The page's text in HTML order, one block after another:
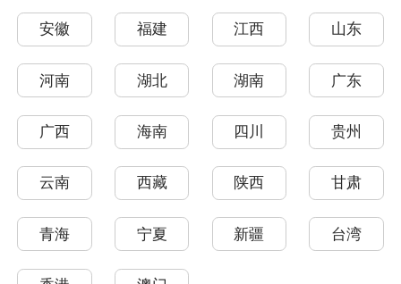
安徽 福建 江西 山东
河南 湖北 湖南 广东
广西 海南 四川 贵州
云南 西藏 陕西 甘肃
青海 宁夏 新疆 台湾